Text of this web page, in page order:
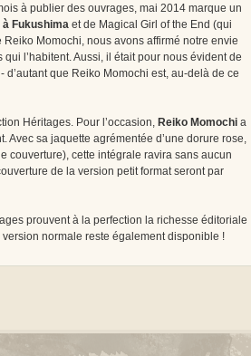
à publier des ouvrages, mai 2014 marque un
Fukushima et de Magical Girl of the End (qui
Momochi, nous avons affirmé notre envie
l’habitent. Aussi, il était pour nous évident de
que Reiko Momochi est, au-delà de ce
Héritages. Pour l’occasion, Reiko Momochi a
sa jaquette agrémentée d’une dorure rose,
couverture), cette intégrale ravira sans aucun
de la version petit format seront par
prouvent à la perfection la richesse éditoriale
normale reste également disponible !